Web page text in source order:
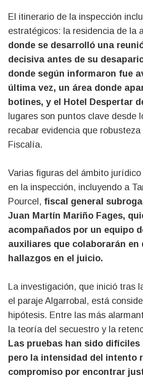
El itinerario de la inspección
estratégicos: la residencia de la
donde se desarrolló una
decisiva antes de su
donde según informaron fue
última vez, un área donde
botines, y el Hotel Despertar
lugares son puntos clave desde
recabar evidencia que
Fiscalía.
Varias figuras del ámbito
en la inspección, incluyendo a
Pourcel, fiscal general
Juan Martín Mariño Fages,
acompañados por un equipo
auxiliares que colaborarán en
hallazgos en el juicio.
La investigación, que inició tras
el paraje Algarrobal, está
hipótesis. Entre las más
la teoría del secuestro y la
Las pruebas han sido difíciles
pero la intensidad del intento
compromiso por encontrar